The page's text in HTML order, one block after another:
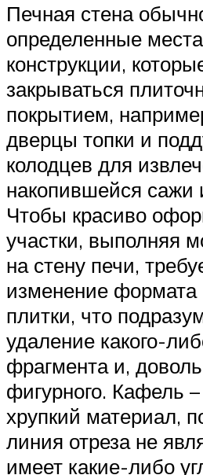
Печная стена
определенные
конструкции,
закрываться
покрытием,
дверцы топки и
колодцев для
накопившейся сажи
Чтобы красиво
участки, выполняя
на стену печи,
изменение формата
плитки, что
удаление какого-
фрагмента и,
фигурного. Кафель
хрупкий материал,
линия отреза не
имеет какие-либо